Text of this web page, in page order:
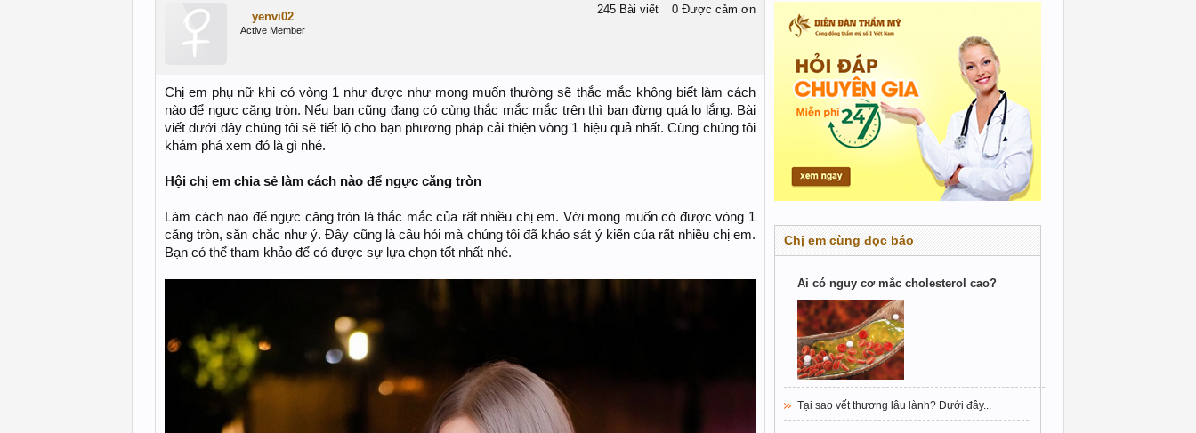
yenvi02
Active Member
245 Bài viết 0 Được cảm ơn
Chị em phụ nữ khi có vòng 1 như được như mong muốn thường sẽ thắc mắc không biết làm cách
nào để ngực căng tròn. Nếu bạn cũng đang có cùng thắc mắc mắc trên thì bạn đừng quá lo lắng. Bài
viết dưới đây chúng tôi sẽ tiết lộ cho bạn phương pháp cải thiện vòng 1 hiệu quả nhất. Cùng chúng tôi
khám phá xem đó là gì nhé.
Hội chị em chia sẻ làm cách nào để ngực căng tròn
Làm cách nào để ngực căng tròn là thắc mắc của rất nhiều chị em. Với mong muốn có được vòng 1
căng tròn, săn chắc như ý. Đây cũng là câu hỏi mà chúng tôi đã khảo sát ý kiến của rất nhiều chị em.
Bạn có thể tham khảo để có được sự lựa chọn tốt nhất nhé.
Chị em cùng đọc báo
Ai có nguy cơ mắc cholesterol cao?
Tại sao vết thương lâu lành? Dưới đây...